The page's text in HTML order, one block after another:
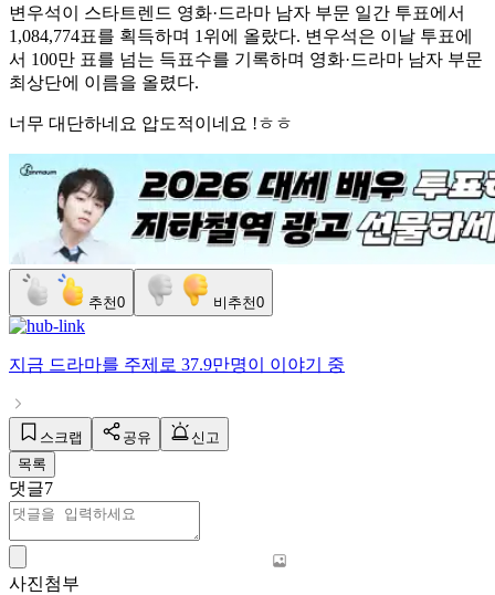
변우석이 스타트렌드 영화·드라마 남자 부문 일간 투표에서
1,084,774표를 획득하며 1위에 올랐다. 변우석은 이날 투표에
서 100만 표를 넘는 득표수를 기록하며 영화·드라마 남자 부문
최상단에 이름을 올렸다.
너무 대단하네요 압도적이네요 !ㅎㅎ
추천0 비추천0
지금 드라마를 주제로 37.9만명이 이야기 중
스크랩 공유
신고
목록
댓글7
사진첨부